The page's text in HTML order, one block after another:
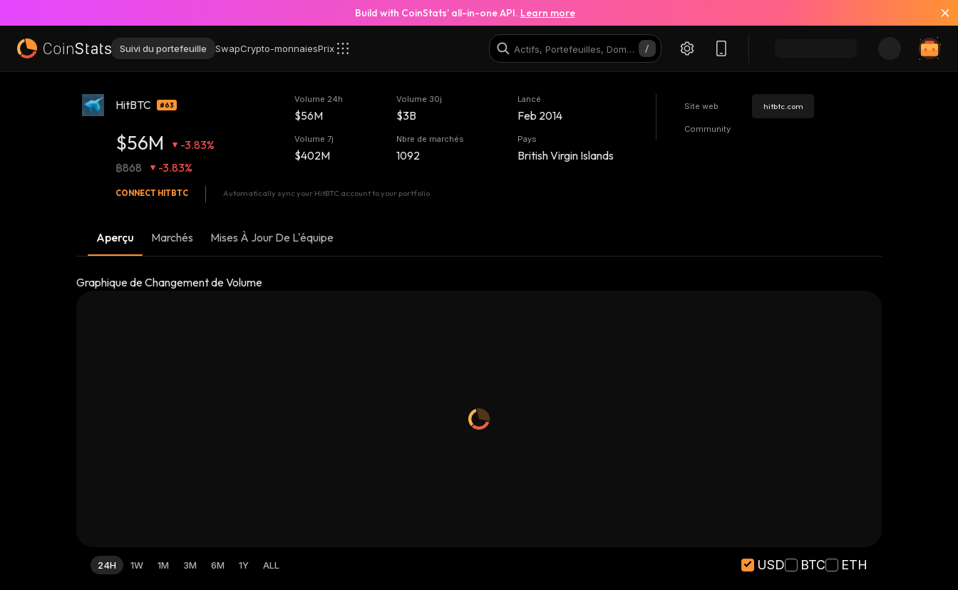
Build with CoinStats’ all-in-one API. Learn more
Suivi du portefeuille SwapCrypto-monnaiesPrix
HitBTC #63
$56M
-3.83%
฿868
-3.83%
Volume 24h
$56M
Volume 7j
$402M
Volume 30j
$3B
Nbre de marchés
1092
Lancé
Feb 2014
Pays
British Virgin Islands
Site web hitbtc.com
Community
CONNECT HITBTC Automatically sync your HitBTC account to your portfolio
Aperçu Marchés Mises À Jour De L'équipe
Graphique de Changement de Volume
24H 1W 1M 3M 6M 1Y ALL USD BTC ETH